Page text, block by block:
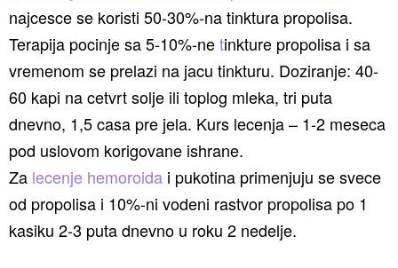
najcesce se koristi 50-30%-na tinktura propolisa.
Terapija pocinje sa 5-10%-netinkture propolisa i sa
vremenom se prelazi na jacu tinkturu. Doziranje: 40-
60 kapi na cetvrt solje ili toplog mleka, tri puta
dnevno, 1,5 casa pre jela. Kurs lecenja – 1-2 meseca
pod uslovom korigovane ishrane.
Za lecenje hemoroida i pukotina primenjuju se svece
od propolisa i 10%-ni vodeni rastvor propolisa po 1
kasiku 2-3 puta dnevno u roku 2 nedelje.